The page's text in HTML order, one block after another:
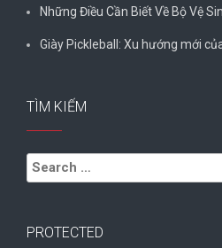
Những Điều Cần Biết Về Bộ Vệ
Giày Pickleball: Xu hướng mới
TÌM KIẾM
Search
for:
PROTECTED